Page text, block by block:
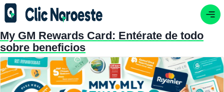
My GM Rewards Card: Entérate de todo
sobre beneficios